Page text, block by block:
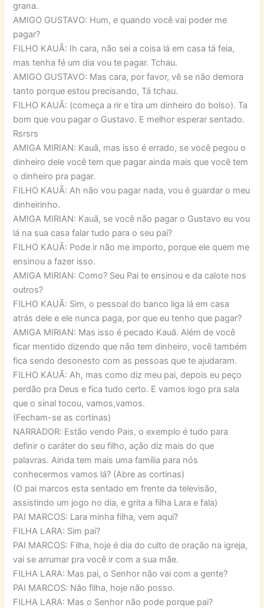
grana.
AMIGO GUSTAVO: Hum, e quando você vai poder me
pagar?
FILHO KAUÃ: Ih cara, não sei a coisa lá em casa tá feia,
mas tenha fé um dia vou te pagar. Tchau.
AMIGO GUSTAVO: Mas cara, por favor, vê se não demora
tanto porque estou precisando, Tá tchau.
FILHO KAUÃ: (começa a rir e tira um dinheiro do bolso). Ta
bom que vou pagar o Gustavo. E melhor esperar sentado.
Rsrsrs
AMIGA MIRIAN: Kauã, mas isso é errado, se você pegou o
dinheiro dele você tem que pagar ainda mais que você tem
o dinheiro pra pagar.
FILHO KAUÃ: Ah não vou pagar nada, vou é guardar o meu
dinheirinho.
AMIGA MIRIAN: Kauã, se você não pagar o Gustavo eu vou
lá na sua casa falar tudo para o seu pai?
FILHO KAUÃ: Pode ir não me importo, porque ele quem me
ensinou a fazer isso.
AMIGA MIRIAN: Como? Seu Pai te ensinou e da calote nos
outros?
FILHO KAUÃ: Sim, o pessoal do banco liga lá em casa
atrás dele e ele nunca paga, por que eu tenho que pagar?
AMIGA MIRIAN: Mas isso é pecado Kauã. Além de você
ficar mentido dizendo que não tem dinheiro, você também
fica sendo desonesto com as pessoas que te ajudaram.
FILHO KAUÃ: Ah, mas como diz meu pai, depois eu peço
perdão pra Deus e fica tudo certo. E vamos logo pra sala
que o sinal tocou, vamos,vamos.
(Fecham-se as cortinas)
NARRADOR: Estão vendo Pais, o exemplo é tudo para
definir o caráter do seu filho, ação diz mais do que
palavras. Ainda tem mais uma família para nós
conhecermos vamos lá? (Abre as cortinas)
(O pai marcos esta sentado em frente da televisão,
assistindo um jogo no dia, e grita a filha Lara e fala)
PAI MARCOS: Lara minha filha, vem aqui?
FILHA LARA: Sim pai?
PAI MARCOS: Filha, hoje é dia do culto de oração na igreja,
vai se arrumar pra você ir com a sua mãe.
FILHA LARA: Mas pai, o Senhor não vai com a gente?
PAI MARCOS: Não filha, hoje não posso.
FILHA LARA: Mas o Senhor não pode porque pai?